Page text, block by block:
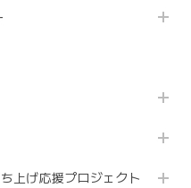
上げ応援プロジェクト